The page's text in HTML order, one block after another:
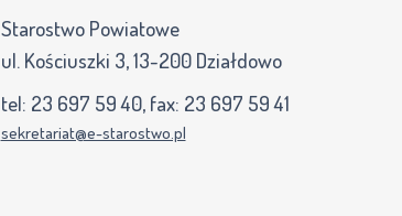
Starostwo Powiatowe
ul. Kościuszki 3, 13-200 Działdowo
tel: 23 697 59 40, fax: 23 697 59 41
sekretariat@e-starostwo.pl